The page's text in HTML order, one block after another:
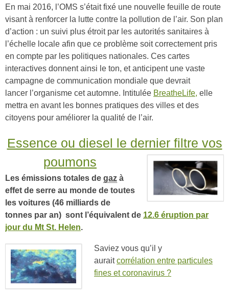
En mai 2016, l’OMS s’était fixé une nouvelle feuille de route
visant à renforcer la lutte contre la pollution de l’air. Son plan
d’action : un suivi plus étroit par les autorités sanitaires à
l’échelle locale afin que ce problème soit correctement pris
en compte par les politiques nationales. Ces cartes
interactives donnent ainsi le ton, et anticipent une vaste
campagne de communication mondiale que devrait
lancer l’organisme cet automne. Intitulée BreatheLife, elle
mettra en avant les bonnes pratiques des villes et des
citoyens pour améliorer la qualité de l’air.
Essence ou diesel le dernier filtre vos
poumons
Les émissions totales de gaz à
effet de serre au monde de toutes
les voitures (46 milliards de
tonnes par an) sont l’équivalent de 12.6 éruption par
jour du Mt St. Helen.
Saviez vous qu’il y
auraitcorrélation entre particules
fines et coronavirus ?